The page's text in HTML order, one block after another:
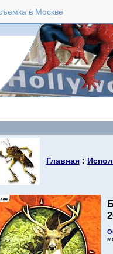
в Москве
Главная: